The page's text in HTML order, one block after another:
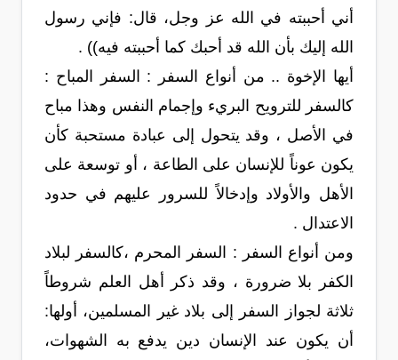
أني أحببته في الله عز وجل، قال: فإني رسول
الله إليك بأن الله قد أحبك كما أحببته فيه)) .
أيها الإخوة .. من أنواع السفر : السفر المباح :
كالسفر للترويح البريء وإجمام النفس وهذا مباح
في الأصل ، وقد يتحول إلى عبادة مستحبة كأن
يكون عوناً للإنسان على الطاعة ، أو توسعة على
الأهل والأولاد وإدخالاً للسرور عليهم في حدود
الاعتدال .
ومن أنواع السفر : السفر المحرم ،كالسفر لبلاد
الكفر بلا ضرورة ، وقد ذكر أهل العلم شروطاً
ثلاثة لجواز السفر إلى بلاد غير المسلمين، أولها:
أن يكون عند الإنسان دين يدفع به الشهوات،